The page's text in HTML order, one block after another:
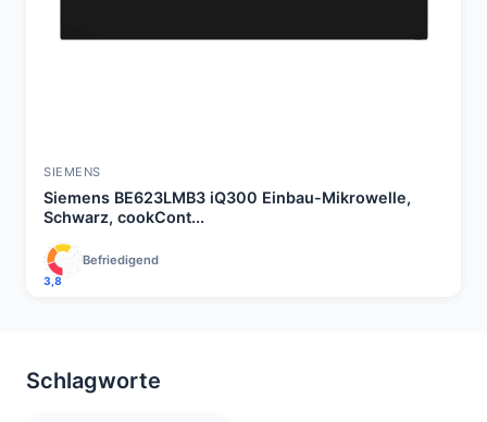
SIEMENS
Siemens BE623LMB3 iQ300 Einbau-Mikrowelle,
Schwarz, cookCont...
3,8
Befriedigend
Schlagworte